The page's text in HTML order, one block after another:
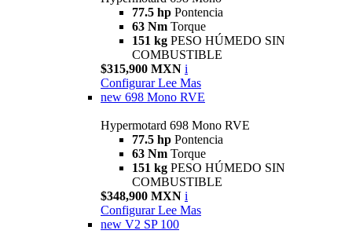
77.5 hp Pontencia
63 Nm Torque
151 kg PESO HÚMEDO SIN
COMBUSTIBLE
$315,900 MXN i
Configurar Lee Mas
new 698 Mono RVE
Hypermotard 698 Mono RVE
77.5 hp Pontencia
63 Nm Torque
151 kg PESO HÚMEDO SIN
COMBUSTIBLE
$348,900 MXN i
Configurar Lee Mas
new V2 SP 100